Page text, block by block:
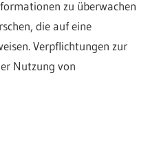
zu überwachen
die auf eine
Verpflichtungen zur
Nutzung von